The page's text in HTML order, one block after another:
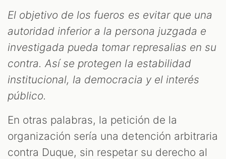
El objetivo de los fueros es evitar que una
autoridad inferior a la persona juzgada e
investigada pueda tomar represalias en su
contra. Así se protegen la estabilidad
institucional, la democracia y el interés
público.
En otras palabras, la petición de la
organización sería una detención arbitraria
contra Duque, sin respetar su derecho al